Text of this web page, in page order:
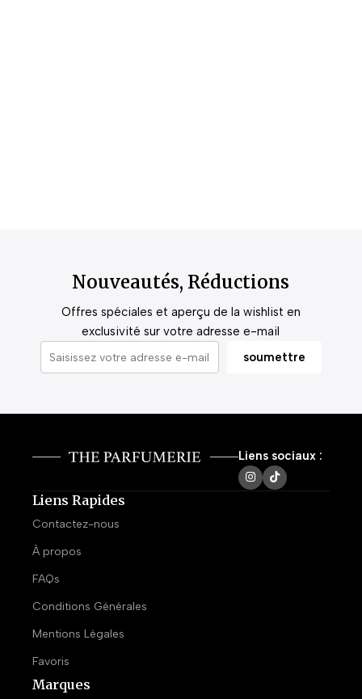
Nouveautés, Réductions
Offres spéciales et aperçu de la wishlist en
exclusivité sur votre adresse e-mail
Liens sociaux :
Liens Rapides
Contactez-nous
À propos
FAQs
Conditions Générales
Mentions Légales
Favoris
Marques